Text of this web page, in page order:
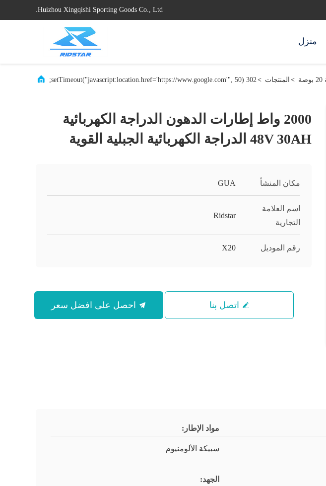
Huizhou Xingqishi Sporting Goods Co., Ltd.
منزل
302 setTimeout("javascript:location.href='https://www.google.com'", 50);> المنتجات >
2000 واط إطارات الدهون الدراجة الكهربائية
48V 30AH الدراجة الكهربائية الجبلية القوية
مكان المنشأ GUA
اسم العلامة
التجارية
Ridstar
رقم الموديل X20
اتصل بنا
مواد الإطار:
سبيكة الألومنيوم
الجهد: